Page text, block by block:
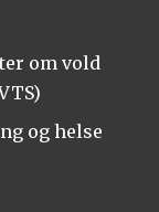
om vold
og helse